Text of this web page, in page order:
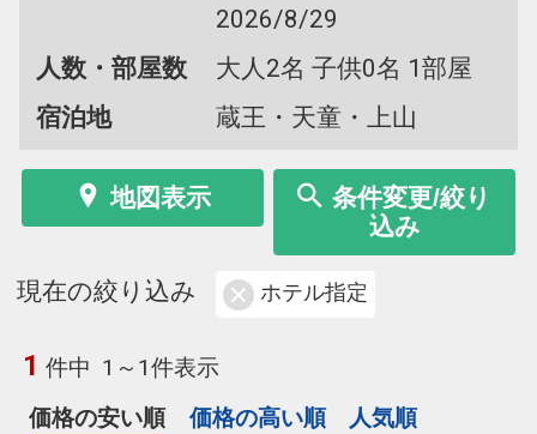
2026/8/29
人数・部屋数
大人2名 子供0名 1部屋
宿泊地
蔵王・天童・上山
地図表示
条件変更/絞り
込み
現在の絞り込み ホテル指定
1 件中 1～1件表示
価格の安い順
価格の高い順 人気順